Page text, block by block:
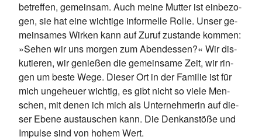
be­tref­fen, ge­mein­sam. Auch mei­ne Mut­ter ist ein­be­zo­
gen, sie hat eine wich­ti­ge in­for­mel­le Rol­le. Un­ser ge­
mein­sa­mes Wir­ken kann auf Zu­ruf zu­stan­de kom­men:
»Se­hen wir uns mor­gen zum Abend­es­sen?« Wir dis­
ku­tie­ren, wir ge­nie­ßen die ge­mein­sa­me Zeit, wir rin­
gen um bes­te Wege. Die­ser Ort in der Fa­mi­lie ist für
mich un­ge­heu­er wich­tig, es gibt nicht so vie­le Men­
schen, mit de­nen ich mich als Un­ter­neh­me­rin auf die­
ser Ebe­ne aus­tau­schen kann. Die Denk­an­stö­ße und
Im­pul­se sind von ho­hem Wert.